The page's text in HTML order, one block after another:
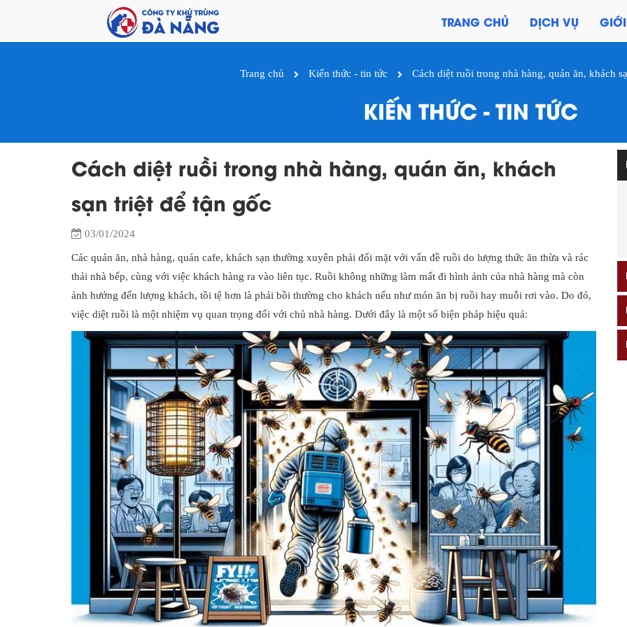
TRANG CHỦ DỊCH VỤ GIỚI
Trang chủ Kiến thức - tin tức Cách diệt ruồi trong nhà hàng, quán ăn, khách
KIẾN THỨC - TIN TỨC
Cách diệt ruồi trong nhà hàng, quán ăn, khách
sạn triệt để tận gốc
03/01/2024
Các quán ăn, nhà hàng, quán cafe, khách sạn thường xuyên phải đối mặt với vấn đề ruồi do lượng thức ăn thừa và rác
thải nhà bếp, cùng với việc khách hàng ra vào liên tục. Ruồi không những làm mất đi hình ảnh của nhà hàng mà còn
ảnh hưởng đến lượng khách, tồi tệ hơn là phải bồi thường cho khách nếu như món ăn bị ruồi hay muỗi rơi vào. Do đó,
việc diệt ruồi là một nhiệm vụ quan trọng đối với chủ nhà hàng. Dưới đây là một số biện pháp hiệu quả: